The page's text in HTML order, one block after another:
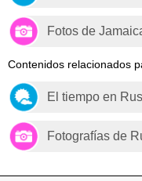
Fotos de
Contenidos relacionados
El tiempo en
Fotografías de